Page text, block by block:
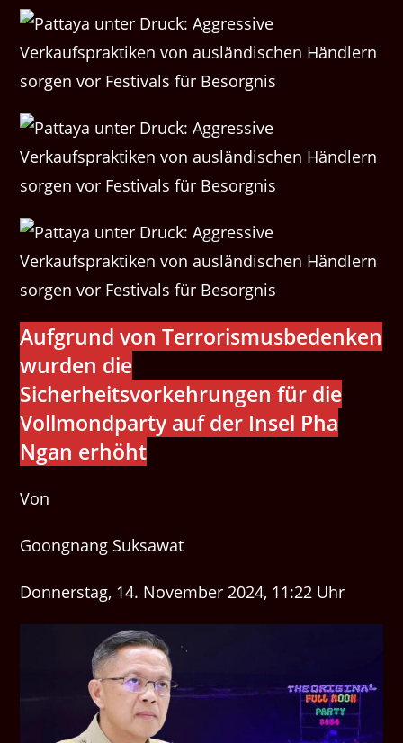
Aufgrund von Terrorismusbedenken
wurden die
Sicherheitsvorkehrungen für die
Vollmondparty auf der Insel Pha
Ngan erhöht
Von
Goongnang Suksawat
Donnerstag, 14. November 2024, 11:22 Uhr